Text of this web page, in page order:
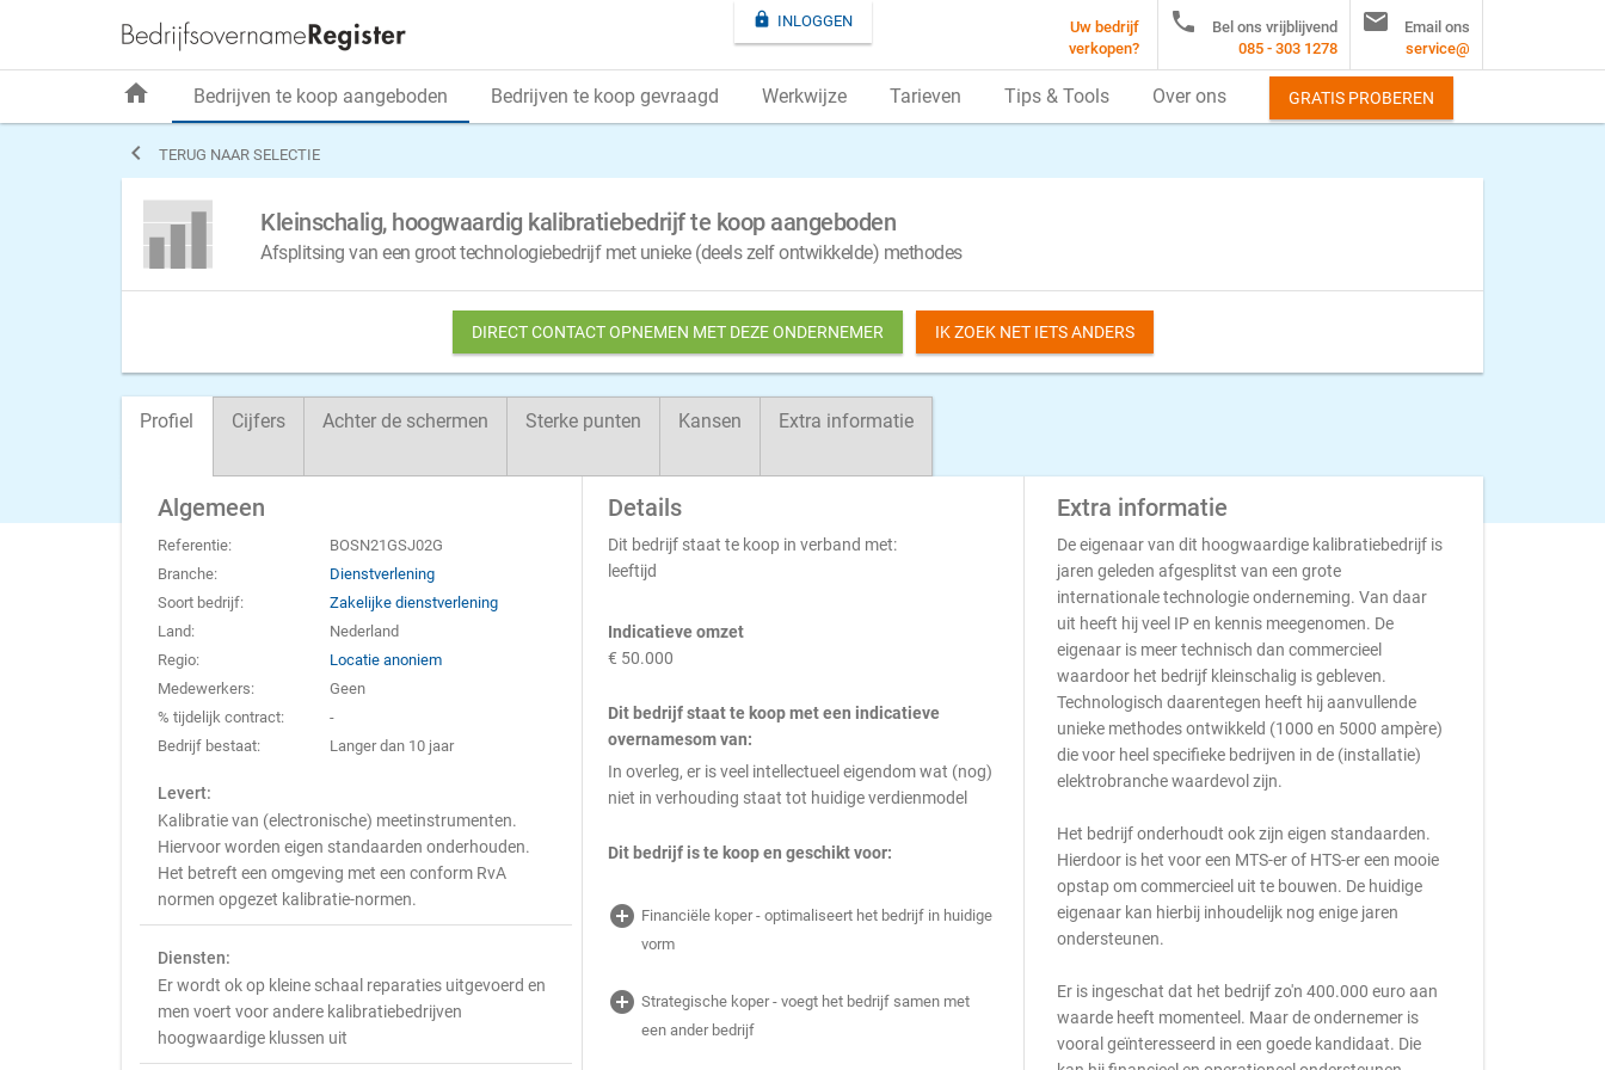
 TERUG NAAR SELECTIE
Kleinschalig, hoogwaardig kalibratiebedrijf te koop aangeboden
Afsplitsing van een groot technologiebedrijf met unieke (deels zelf ontwikkelde) methodes
DIRECT CONTACT OPNEMEN MET DEZE ONDERNEMER IK ZOEK NET IETS ANDERS
Profiel Cijfers Achter de schermen Sterke punten Kansen Extra informatie
Algemeen
Referentie:
BOSN21GSJ02G
Branche:
Dienstverlening
Soort bedrijf:
Zakelijke dienstverlening
Land:
Nederland
Regio:
Locatie anoniem
Medewerkers:
Geen
% tijdelijk contract:
-
Bedrijf bestaat:
Langer dan 10 jaar
Levert:
Kalibratie van (electronische) meetinstrumenten.
Hiervoor worden eigen standaarden onderhouden.
Het betreft een omgeving met een conform RvA
normen opgezet kalibratie-normen.
Diensten:
Er wordt ok op kleine schaal reparaties uitgevoerd en
men voert voor andere kalibratiebedrijven
hoogwaardige klussen uit
Details
Dit bedrijf staat te koop in verband met:
leeftijd
Indicatieve omzet
€ 50.000
Dit bedrijf staat te koop met een indicatieve
overnamesom van:
In overleg, er is veel intellectueel eigendom wat (nog)
niet in verhouding staat tot huidige verdienmodel
Dit bedrijf is te koop en geschikt voor:
add_circle Financiële koper - optimaliseert het bedrijf in huidige
vorm
add_circle Strategische koper - voegt het bedrijf samen met
een ander bedrijf
Extra informatie
De eigenaar van dit hoogwaardige kalibratiebedrijf is
jaren geleden afgesplitst van een grote
internationale technologie onderneming. Van daar
uit heeft hij veel IP en kennis meegenomen. De
eigenaar is meer technisch dan commercieel
waardoor het bedrijf kleinschalig is gebleven.
Technologisch daarentegen heeft hij aanvullende
unieke methodes ontwikkeld (1000 en 5000 ampère)
die voor heel specifieke bedrijven in de (installatie)
elektrobranche waardevol zijn.
Het bedrijf onderhoudt ook zijn eigen standaarden.
Hierdoor is het voor een MTS-er of HTS-er een mooie
opstap om commercieel uit te bouwen. De huidige
eigenaar kan hierbij inhoudelijk nog enige jaren
ondersteunen.
Er is ingeschat dat het bedrijf zo'n 400.000 euro aan
waarde heeft momenteel. Maar de ondernemer is
vooral geïnteresseerd in een goede kandidaat. Die
 INLOGGEN
Uw bedrijf
verkopen?

Bel ons vrijblijvend
085 - 303 1278

Email ons
service@
home Bedrijven te koop aangeboden Bedrijven te koop gevraagd Werkwijze Tarieven Tips & Tools Over ons GRATIS PROBEREN